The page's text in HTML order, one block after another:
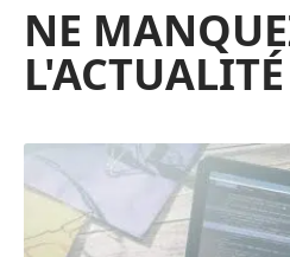
NE
L'ACTUALITÉ